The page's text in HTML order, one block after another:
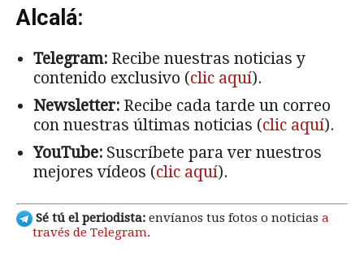
Alcalá:
Telegram: Recibe nuestras noticias y
contenido exclusivo (clic aquí).
Newsletter: Recibe cada tarde un correo
con nuestras últimas noticias (clic aquí).
YouTube: Suscríbete para ver nuestros
mejores vídeos (clic aquí).
Sé tú el periodista: envíanos tus fotos o noticias a
través de Telegram.